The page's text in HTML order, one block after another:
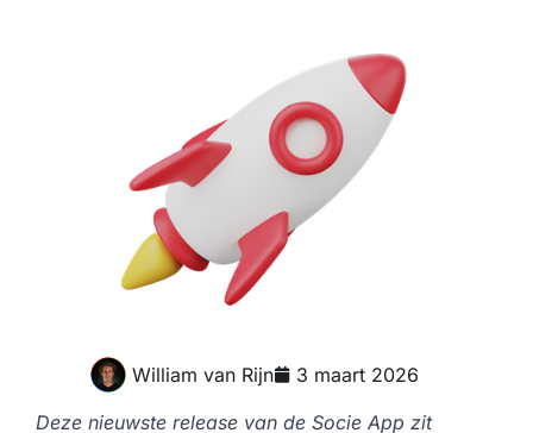
William van Rijn
3 maart 2026
Deze nieuwste release van de Socie App zit